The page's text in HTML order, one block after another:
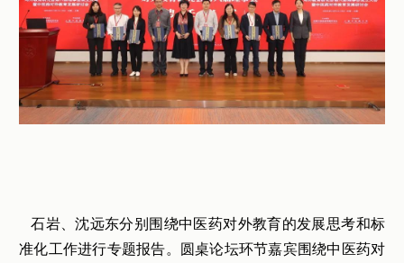
石岩、沈远东分别围绕中医药对外教育的发展思考和标
准化工作进行专题报告。圆桌论坛环节嘉宾围绕中医药对